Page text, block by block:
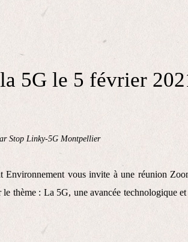
5G le 5 février
Stop Linky-5G Montpellier
Environnement vous invite à une réunion
thème : La 5G, une avancée technologique